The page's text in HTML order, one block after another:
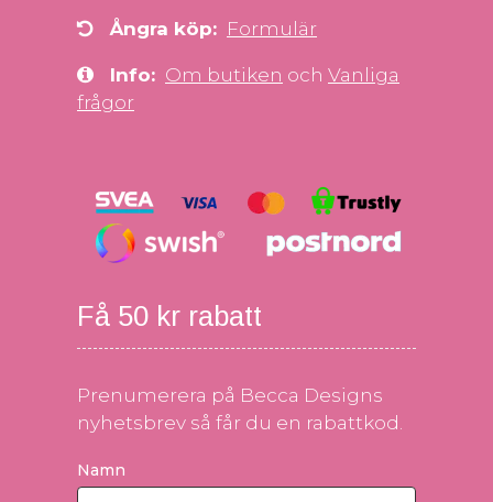
Ångra köp: Formulär
Info: Om butiken och Vanliga
frågor
Få 50 kr rabatt
Prenumerera på Becca Designs
nyhetsbrev så får du en rabattkod.
Namn